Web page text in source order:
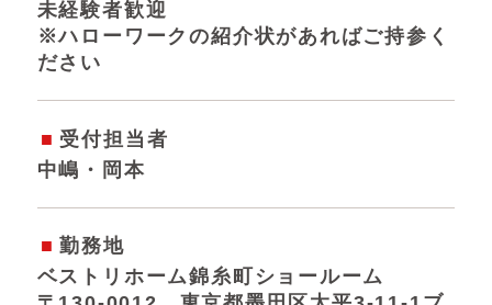
未経験者歓迎
※ハローワークの紹介状があればご持参く
ださい
受付担当者
中嶋・岡本
勤務地
ベストリホーム錦糸町ショールーム